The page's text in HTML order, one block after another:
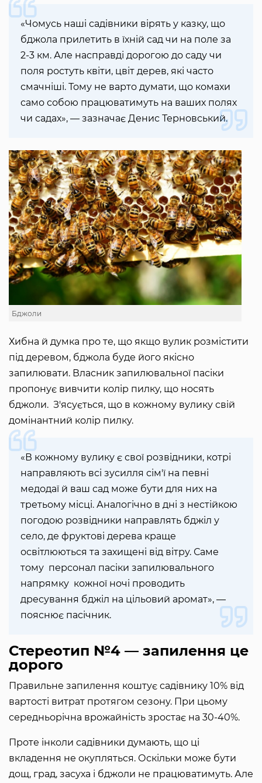
«Чомусь наші садівники вірять у казку, що
бджола прилетить в їхній сад чи на поле за
2-3 км. Але насправді дорогою до саду чи
поля ростуть квіти, цвіт дерев, які часто
смачніші. Тому не варто думати, що комахи
само собою працюватимуть на ваших полях
чи садах», — зазначає Денис Терновський.
Бджоли
Хибна й думка про те, що якщо вулик розмістити
під деревом, бджола буде його якісно
запилювати. Власник запилювальної пасіки
пропонує вивчити колір пилку, що носять
бджоли. З'ясується, що в кожному вулику свій
домінантний колір пилку.
«В кожному вулику є свої розвідники, котрі
направляють всі зусилля сім'ї на певні
медодаї й ваш сад може бути для них на
третьому місці. Аналогічно в дні з нестійкою
погодою розвідники направлять бджіл у
село, де фруктові дерева краще
освітлюються та захищені від вітру. Саме
тому персонал пасіки запилювального
напрямку кожної ночі проводить
дресування бджіл на цільовий аромат», —
пояснює пасічник.
Стереотип №4 — запилення це
дорого
Правильне запилення коштує садівнику 10% від
вартості витрат протягом сезону. При цьому
середньорічна врожайність зростає на 30-40%.
Проте інколи садівники думають, що ці
вкладення не окупляться. Оскільки може бути
дощ, град, засуха і бджоли не працюватимуть. Але